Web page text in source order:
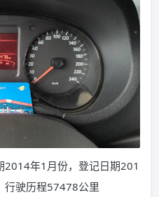
2014年1月份，登记日期201
行驶历程57478公里